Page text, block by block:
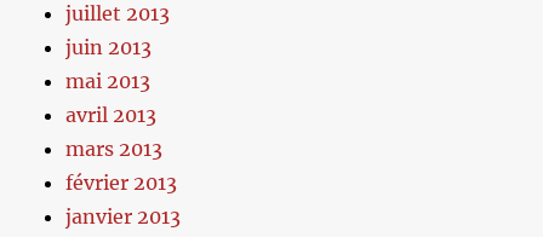
juillet 2013
juin 2013
mai 2013
avril 2013
mars 2013
février 2013
janvier 2013